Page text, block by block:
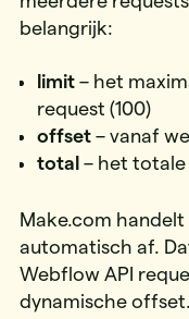
belangrijk:
limit – het
request (100)
offset – vanaf
total – het
Make.com
automatisch af.
Webflow API
dynamische offset.